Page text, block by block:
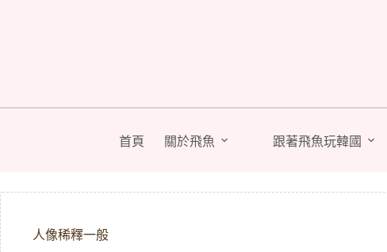
容
首頁 關於飛魚 跟著飛魚玩韓國
人像稀釋一般